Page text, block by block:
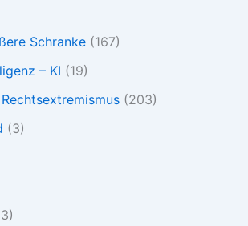
Schranke(167)
– KI (19)
(203)
(3)